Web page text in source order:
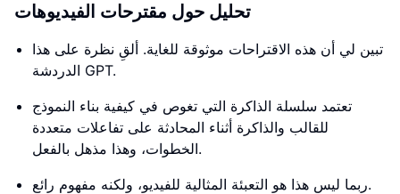
تحليل حول مقترحات الفيديوهات
تبين لي أن هذه الاقتراحات موثوقة للغاية. ألقِ نظرة على هذا
الدردشة GPT.
تعتمد سلسلة الذاكرة التي تغوص في كيفية بناء النموذج
للقالب والذاكرة أثناء المحادثة على تفاعلات متعددة
الخطوات، وهذا مذهل بالفعل.
ربما ليس هذا هو التعبئة المثالية للفيديو، ولكنه مفهوم رائع.